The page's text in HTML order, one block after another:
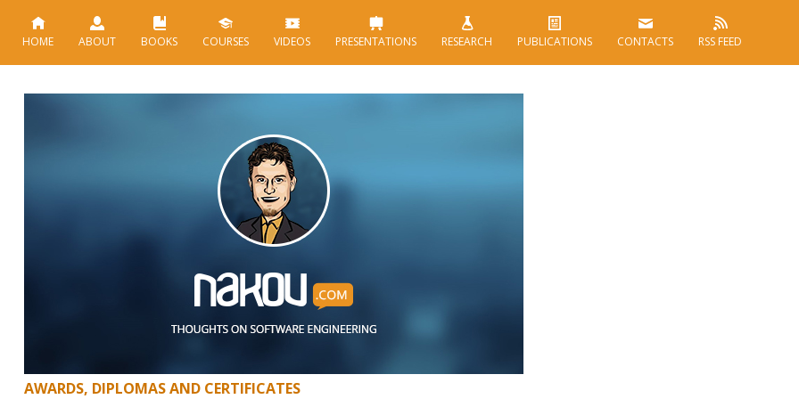
HOME ABOUT BOOKS COURSES VIDEOS PRESENTATIONS RESEARCH PUBLICATIONS CONTACTS RSS FEED
AWARDS, DIPLOMAS AND CERTIFICATES